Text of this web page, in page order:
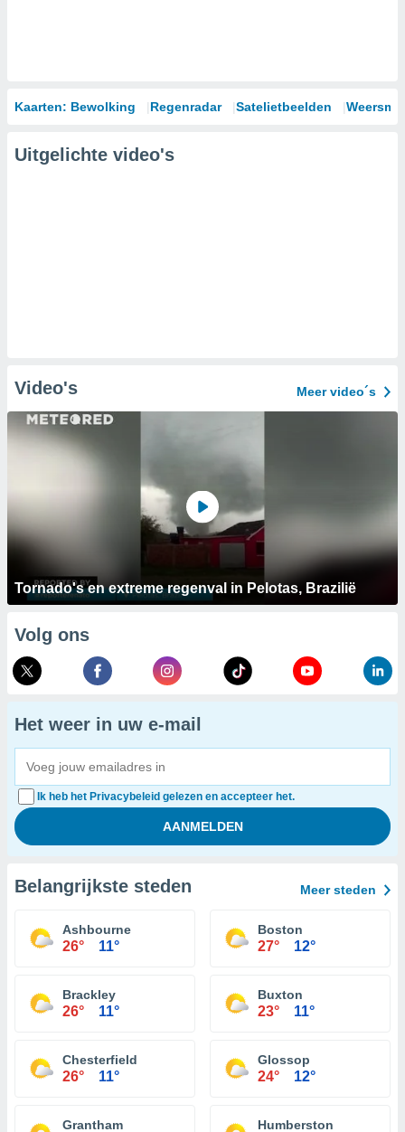
Kaarten: Bewolking Regenradar Satelietbeelden
Uitgelichte video's
Video's Meer video´s
Tornado's en extreme regenval in Pelotas, Brazilië
Volg ons
Het weer in uw e-mail
Ik heb het Privacybeleid gelezen en accepteer het.
Belangrijkste steden Meer steden
Ashbourne
26° 11°
Boston
27° 12°
Brackley
26° 11°
Buxton
23° 11°
Chesterfield
26° 11°
Glossop
24° 12°
Grantham Humberston